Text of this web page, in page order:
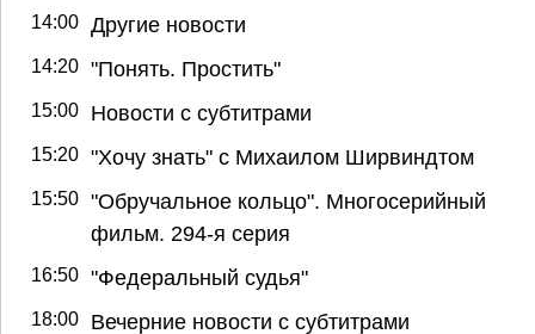
14:00 Другие новости
14:20 "Понять. Простить"
15:00 Новости с субтитрами
15:20 "Хочу знать" с Михаилом Ширвиндтом
15:50 "Обручальное кольцо". Многосерийный
фильм. 294-я серия
16:50 "Федеральный судья"
18:00 Вечерние новости с субтитрами